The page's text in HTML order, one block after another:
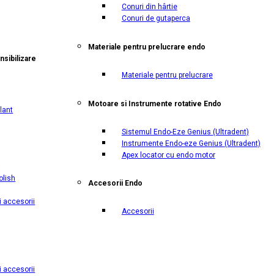
accesorii
accesorii
Conuri din hârtie
Conuri de gutaperca
Materiale pentru prelucrare endo
Materiale pentru prelucrare
Motoare si Instrumente rotative Endo
Sistemul Endo-Eze Genius (Ultradent)
Instrumente Endo-eze Genius (Ultradent)
Apex locator cu endo motor
Accesorii Endo
Accesorii